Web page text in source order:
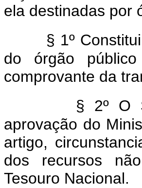
ela destinadas por
§ 1º
do órgão
comprovante da
§ 2º O
aprovação do
artigo,
dos recursos
Tesouro Nacional.